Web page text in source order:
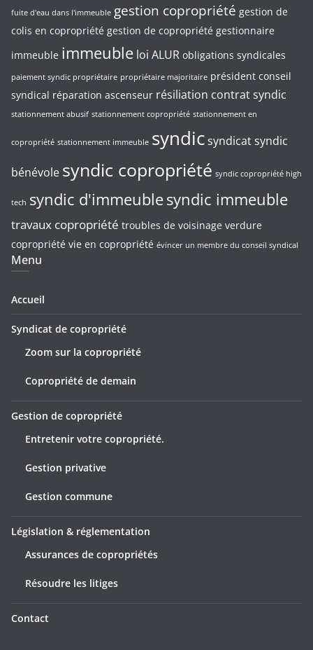
fuite d'eau dans l'immeuble gestion copropriété gestion de
colis en copropriété gestion de copropriété gestionnaire
immeuble immeuble loi ALUR obligations syndicales
paiement syndic propriétaire propriétaire majoritaire président conseil
syndical réparation ascenseur résiliation contrat syndic
stationnement abusif stationnement copropriété stationnement en
copropriété stationnement immeuble syndicsyndicatsyndic
bénévole syndic copropriété syndic copropriété high
tech syndic d'immeublesyndic immeuble
travaux copropriété troubles de voisinage verdure
copropriété vie en copropriété évincer un membre du conseil syndical
Menu
Accueil
Syndicat de copropriété
Zoom sur la copropriété
Copropriété de demain
Gestion de copropriété
Entretenir votre copropriété.
Gestion privative
Gestion commune
Législation & réglementation
Assurances de copropriétés
Résoudre les litiges
Contact